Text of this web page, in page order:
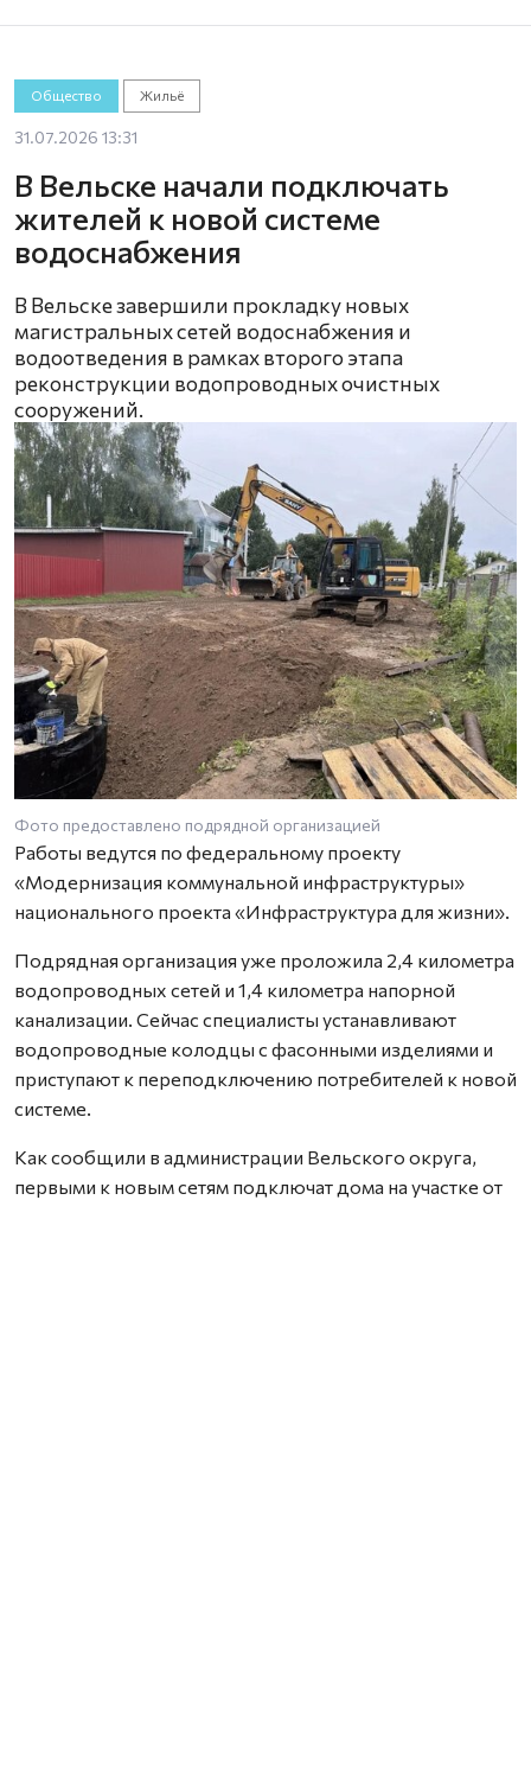
Общество Жильё
31.07.2026 13:31
В Вельске начали подключать
жителей к новой системе
водоснабжения
В Вельске завершили прокладку новых
магистральных сетей водоснабжения и
водоотведения в рамках второго этапа
реконструкции водопроводных очистных
сооружений.
Фото предоставлено подрядной организацией
Работы ведутся по федеральному проекту
«Модернизация коммунальной инфраструктуры»
национального проекта «Инфраструктура для жизни».
Подрядная организация уже проложила 2,4 километра
водопроводных сетей и 1,4 километра напорной
канализации. Сейчас специалисты устанавливают
водопроводные колодцы с фасонными изделиями и
приступают к переподключению потребителей к новой
системе.
Как сообщили в администрации Вельского округа,
первыми к новым сетям подключат дома на участке от